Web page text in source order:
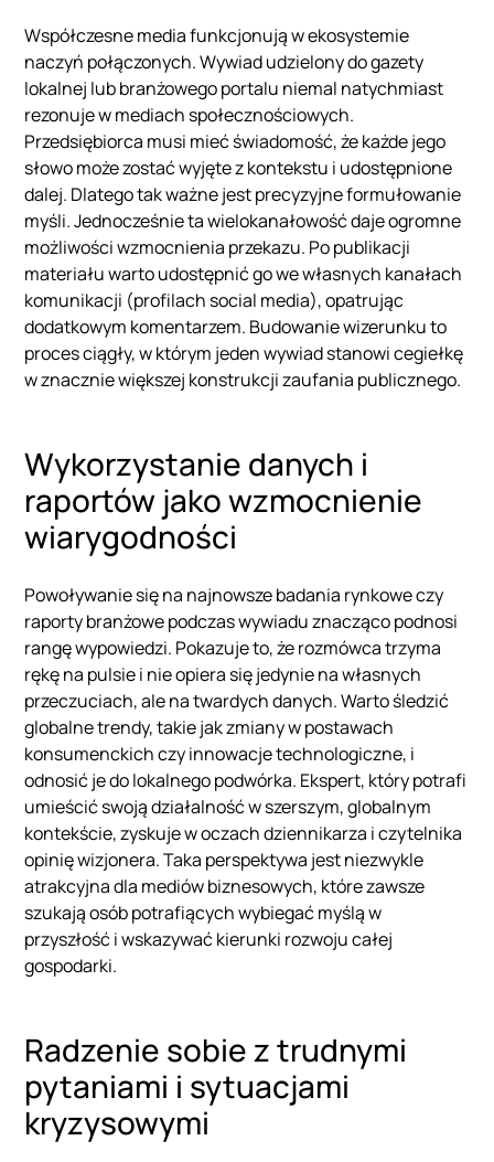
Współczesne media funkcjonują w ekosystemie
naczyń połączonych. Wywiad udzielony do gazety
lokalnej lub branżowego portalu niemal natychmiast
rezonuje w mediach społecznościowych.
Przedsiębiorca musi mieć świadomość, że każde jego
słowo może zostać wyjęte z kontekstu i udostępnione
dalej. Dlatego tak ważne jest precyzyjne formułowanie
myśli. Jednocześnie ta wielokanałowość daje ogromne
możliwości wzmocnienia przekazu. Po publikacji
materiału warto udostępnić go we własnych kanałach
komunikacji (profilach social media), opatrując
dodatkowym komentarzem. Budowanie wizerunku to
proces ciągły, w którym jeden wywiad stanowi cegiełkę
w znacznie większej konstrukcji zaufania publicznego.
Wykorzystanie danych i
raportów jako wzmocnienie
wiarygodności
Powoływanie się na najnowsze badania rynkowe czy
raporty branżowe podczas wywiadu znacząco podnosi
rangę wypowiedzi. Pokazuje to, że rozmówca trzyma
rękę na pulsie i nie opiera się jedynie na własnych
przeczuciach, ale na twardych danych. Warto śledzić
globalne trendy, takie jak zmiany w postawach
konsumenckich czy innowacje technologiczne, i
odnosić je do lokalnego podwórka. Ekspert, który potrafi
umieścić swoją działalność w szerszym, globalnym
kontekście, zyskuje w oczach dziennikarza i czytelnika
opinię wizjonera. Taka perspektywa jest niezwykle
atrakcyjna dla mediów biznesowych, które zawsze
szukają osób potrafiących wybiegać myślą w
przyszłość i wskazywać kierunki rozwoju całej
gospodarki.
Radzenie sobie z trudnymi
pytaniami i sytuacjami
kryzysowymi